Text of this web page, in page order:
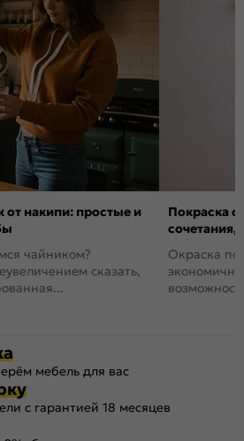
от накипи: простые и
чайником?
сказать,
Покраска
сочетания,
Окраска
мебель для вас
с гарантией 18 месяцев